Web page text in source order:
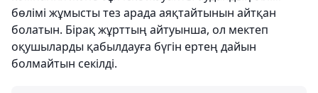
бөлімі жұмысты тез арада аяқтайтынын айтқан
болатын. Бірақ жұрттың айтуынша, ол мектеп
оқушыларды қабылдауға бүгін ертең дайын
болмайтын секілді.